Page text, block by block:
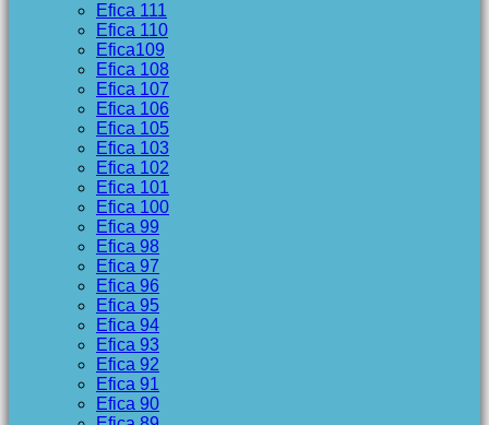
Efica 111
Efica 110
Efica109
Efica 108
Efica 107
Efica 106
Efica 105
Efica 103
Efica 102
Efica 101
Efica 100
Efica 99
Efica 98
Efica 97
Efica 96
Efica 95
Efica 94
Efica 93
Efica 92
Efica 91
Efica 90